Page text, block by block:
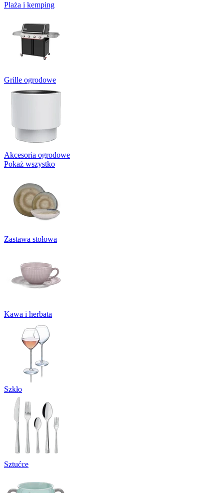
Plaża i kemping
Grille ogrodowe
Akcesoria ogrodowe
Pokaż wszystko
Zastawa stołowa
Kawa i herbata
Szkło
Sztućce